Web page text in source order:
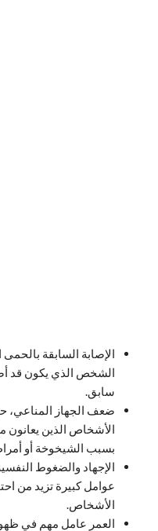
الإصابة السابقة
الشخص الذي يكون قد
سابق.
ضعف الجهاز المناعي،
الأشخاص الذين
بسبب الشيخوخة أو
الإجهاد والضغوط
عوامل كبيرة تزيد من
الأشخاص.
العمر عامل مهم في